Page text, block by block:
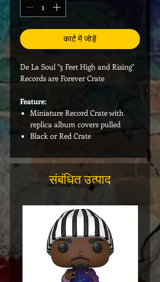
कार्ट में जोड़ें
De La Soul "3 Feet High and Rising"
Records are Forever Crate
Feature:
Miniature Record Crate with
replica album covers pulled
Black or Red Crate
संबंधित उत्पाद